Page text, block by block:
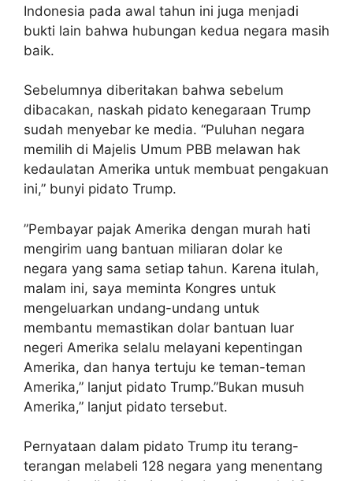
Indonesia pada awal tahun ini juga menjadi
bukti lain bahwa hubungan kedua negara masih
baik.
Sebelumnya diberitakan bahwa sebelum
dibacakan, naskah pidato kenegaraan Trump
sudah menyebar ke media. “Puluhan negara
memilih di Majelis Umum PBB melawan hak
kedaulatan Amerika untuk membuat pengakuan
ini,” bunyi pidato Trump.
”Pembayar pajak Amerika dengan murah hati
mengirim uang bantuan miliaran dolar ke
negara yang sama setiap tahun. Karena itulah,
malam ini, saya meminta Kongres untuk
mengeluarkan undang-undang untuk
membantu memastikan dolar bantuan luar
negeri Amerika selalu melayani kepentingan
Amerika, dan hanya tertuju ke teman-teman
Amerika,” lanjut pidato Trump.”Bukan musuh
Amerika,” lanjut pidato tersebut.
Pernyataan dalam pidato Trump itu terang-
terangan melabeli 128 negara yang menentang